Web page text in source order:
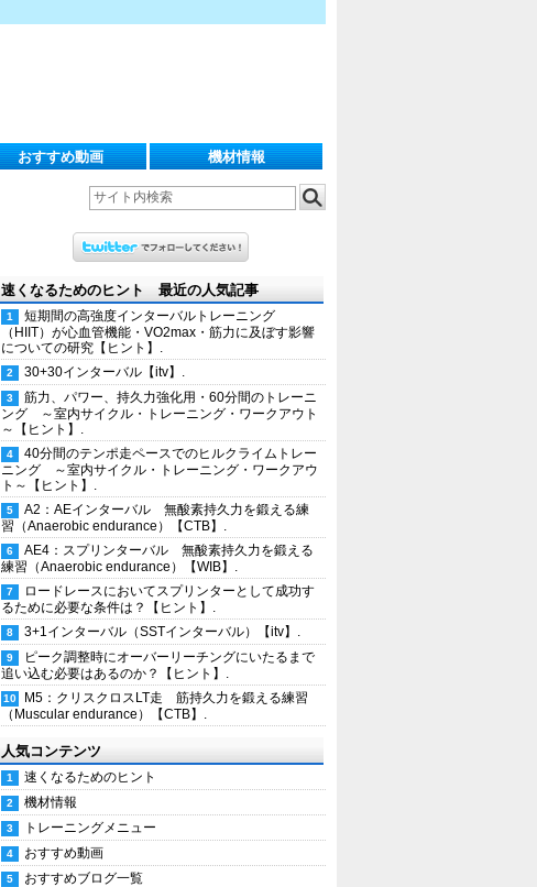
おすすめ動画 機材情報
速くなるためのヒント 最近の人気記事
短期間の高強度インターバルトレーニング
（HIIT）が心血管機能・VO2max・筋力に及ぼす影響
についての研究【ヒント】.
30+30インターバル【itv】.
筋力、パワー、持久力強化用・60分間のトレーニ
ング ～室内サイクル・トレーニング・ワークアウト
～【ヒント】.
40分間のテンポ走ペースでのヒルクライムトレー
ニング ～室内サイクル・トレーニング・ワークアウ
ト～【ヒント】.
A2：AEインターバル 無酸素持久力を鍛える練
習（Anaerobic endurance）【CTB】.
AE4：スプリンターバル 無酸素持久力を鍛える
練習（Anaerobic endurance）【WIB】.
ロードレースにおいてスプリンターとして成功す
るために必要な条件は？【ヒント】.
3+1インターバル（SSTインターバル）【itv】.
ピーク調整時にオーバーリーチングにいたるまで
追い込む必要はあるのか？【ヒント】.
M5：クリスクロスLT走 筋持久力を鍛える練習
（Muscular endurance）【CTB】.
人気コンテンツ
速くなるためのヒント
機材情報
トレーニングメニュー
おすすめ動画
おすすめブログ一覧